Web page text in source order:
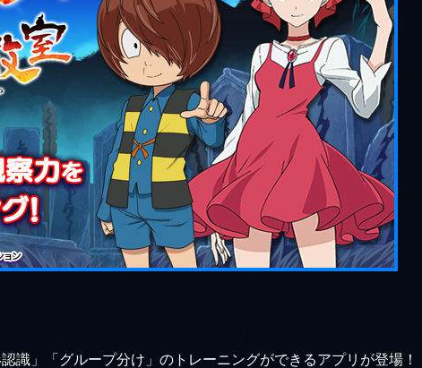
識」「グループ分け」のトレーニングができるアプリが登場！